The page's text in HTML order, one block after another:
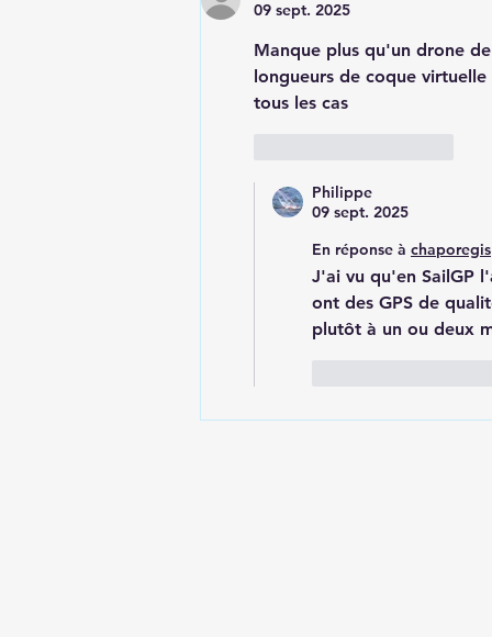
09 sept. 2025
Manque plus qu'un drone
longueurs de coque
tous les cas
Philippe
09 sept. 2025
En réponse à chaporegis
J'ai vu qu'en SailGP
ont des GPS de
plutôt à un ou deux